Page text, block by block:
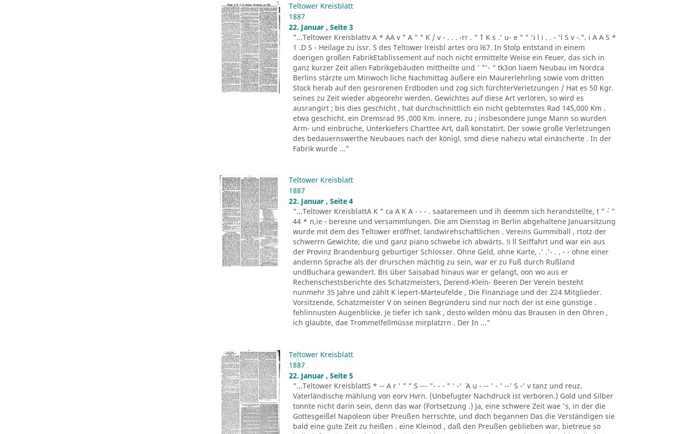
Teltower Kreisblatt
1887
22. Januar , Seite 3
"...Teltower Kreisblattv A * AA v " A " " K / v - . . . -rr . " ´1 K s .' u- e " " 'i l i . . - 'i S v -.". i A A S *
1 .D S - Heilage zu issr. S des Teltower lreisbl artes oro l67. In Stolp entstand in einem
doerigen großen FabrikEtablissement auf noch nicht ermittelte Weise ein Feuer, das sich in
ganz kurzer Zeit allen Fabrikgebäuden mittheilte und ' "'- " tk3on liaem Neubau im Nordca
Berlins stärzte um Minwoch liche Nachmittag äußere ein Maurerlehrling sowie vom dritten
Stock herab auf den gesrorenen Erdboden und zog sich fürchterVerletzungen / Hat es 50 Kgr.
seines zu Zeit wieder abgeorehr werden. Gewichtes auf diese Art verloren, so wird es
ausrangirt ; bis dies geschicht , hat durchschnittlich ein nicht gebtemstes Rad 145,000 Km .
etwa geschicht. ein Dremsrad 95 ,000 Km. innere, zu ; insbesondere junge Mann so wurden
Arm- und einbrüche, Unterkiefers Charttee Art, daß konstatirt. Der sowie große Verletzungen
des bedauernswerthe Neubaues nach der königl. smd diese nahezu wtal einäscherte . In der
Fabrik wurde ..."
Teltower Kreisblatt
1887
22. Januar , Seite 4
"...Teltower KreisblattA K " ca A K A - - - . saataremeen und ih deemm sich herandstellte, t " ´- "
44 * n,ie - beresne und versammlungen. Die am Dienstag in Berlin abgehaltene Januarsitzung
wurde mit dem des Teltower eröffnet. landwirehschaftlichen . Vereins Gummiball , rtotz der
schwerrn Gewichte, die und ganz piano schwebe ich abwärts. !i ll Seiffahrt und war ein aus
der Provinz Brandenburg geburtiger Schlosser. Ohne Geld, ohne Karte, .' .'- . , - - ohne einer
andernn Sprache als der drurschen mächtig zu sein, war er zu Fuß durch Rußland
undBuchara gewandert. Bis über Saisabad hinaus war er gelangt, oon wo aus er
Rechenschestsberichte des Schatzmeisters, Derend-Klein- Beeren Der Verein besteht
nunmehr 35 Jahre und zählt K iepert-Marteufelde , Die Finanziage und der 224 Mitglieder.
Vorsitzende, Schatzmeister V on seinen Begründeru sind nur noch der ist eine günstige .
fehlinnusten Augenblicke. Je tiefer ich sank , desto wilden mönu das Brausen in den Ohren ,
ich glaubte, dae Trommelfellmüsse mirplatzrn . Der In ..."
Teltower Kreisblatt
1887
22. Januar , Seite 5
"...Teltower KreisblattS * -- A r ' " " S --- "- - - " ' -' ´ A u - -- ' - ' --' S -' v tanz und reuz.
Vaterländische mählung von eorv Hvrn. (Unbefugter Nachdruck ist verboren.) Gold und Silber
tonnte nicht darin sein, denn das war (Fortsetzung .) Ja, eine schwere Zeit wae 's, in der die
Gottesgeißel Napoleon über Preußen herrschte, und doch begannen Das die Verständigen sie
bald eine gute Zeit zu heißen . eine Kleinod , daß den Preußen geblieben war, bietreue so